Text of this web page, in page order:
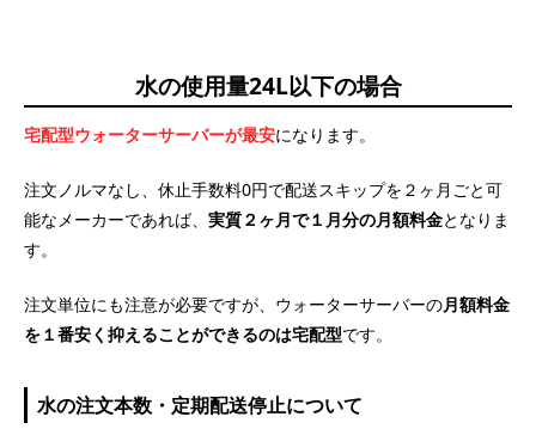
水の使用量24L以下の場合
宅配型ウォーターサーバーが最安になります。
注文ノルマなし、休止手数料0円で配送スキップを２ヶ月ごと可
能なメーカーであれば、 実質２ヶ月で１月分の月額料金となりま
す。
注文単位にも注意が必要ですが、ウォーターサーバーの月額料金
を１番安く抑えることができるのは宅配型です。
水の注文本数・定期配送停止について